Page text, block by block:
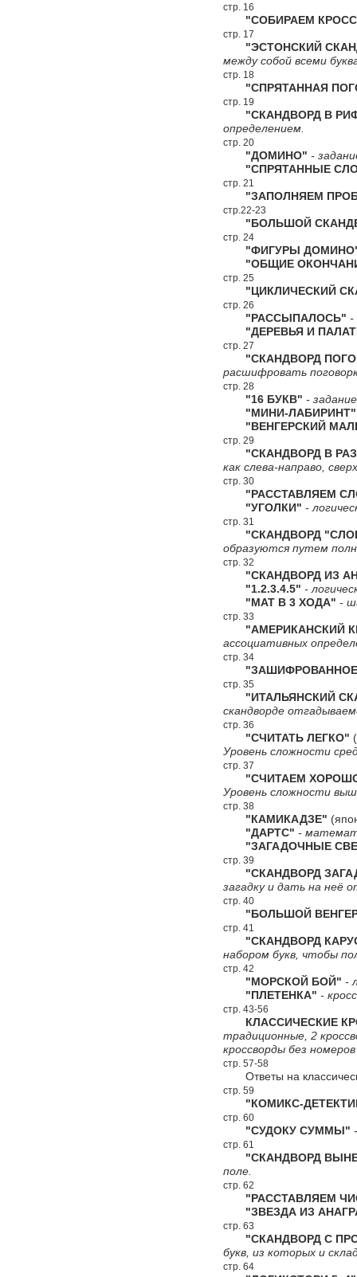
стр. 16
"СОБИРАЕМ
стр. 17
"ЭСТОНСКИЙ
между собой всеми
стр. 18
"СПРЯТАННАЯ
стр. 19
"СКАНДВОРД В
определением.
стр. 20
"ДОМИНО" -
"СПРЯТАННЫЕ
стр. 21
"ЗАПОЛНЯЕМ
стр.22-23
"БОЛЬШОЙ
стр. 24
"ФИГУРЫ
"ОБЩИЕ
стр. 25
"ЦИКЛИЧЕСКИЙ
стр. 26
"РАССЫПАЛОСЬ" -
"ДЕРЕВЬЯ И
стр. 27
"СКАНДВОРД
расшифровать
стр. 28
"16 БУКВ" -
"МИНИ-ЛАБИРИНТ"
"ВЕНГЕРСКИЙ
стр. 29
"СКАНДВОРД В
как слева-направо,
стр. 30
"РАССТАВЛЯЕМ
"УГОЛКИ" -
стр. 31
"СКАНДВОРД
образуются путем
стр. 32
"СКАНДВОРД ИЗ
"1.2.3.4.5" -
"МАТ В 3 ХОДА" -
стр. 33
"АМЕРИКАНСКИЙ
ассоциативных
стр. 34
"ЗАШИФРОВАННОЕ
стр. 35
"ИТАЛЬЯНСКИЙ
скандворде
стр. 36
"СЧИТАТЬ ЛЕГКО"
Уровень сложности
стр. 37
"СЧИТАЕМ
Уровень сложности
стр. 38
"КАМИКАДЗЕ"
"ДАРТС" -
"ЗАГАДОЧНЫЕ
стр. 39
"СКАНДВОРД
загадку и дать на неё
стр. 40
"БОЛЬШОЙ
стр. 41
"СКАНДВОРД
набором букв, чтобы
стр. 42
"МОРСКОЙ БОЙ" -
"ПЛЕТЕНКА" -
стр. 43-56
КЛАССИЧЕСКИЕ
традиционные, 2
кроссворды без
стр. 57-58
Ответы на
стр. 59
"КОМИКС-
стр. 60
"СУДОКУ СУММЫ"
стр. 61
"СКАНДВОРД
поле.
стр. 62
"РАССТАВЛЯЕМ
"ЗВЕЗДА ИЗ
стр. 63
"СКАНДВОРД С
букв, из которых и
стр. 64